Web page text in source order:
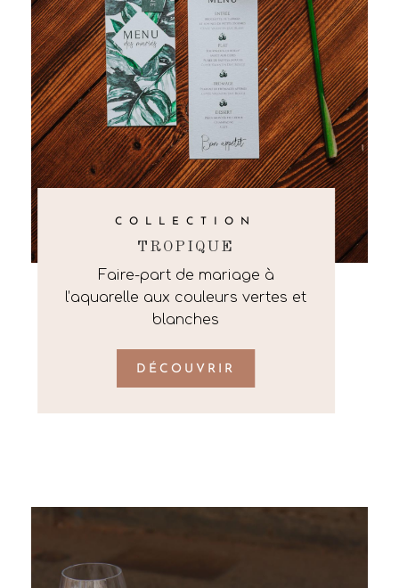
COLLECTION
TROPIQUE
Faire-part de mariage à
l’aquarelle aux couleurs vertes et
blanches
DÉCOUVRIR